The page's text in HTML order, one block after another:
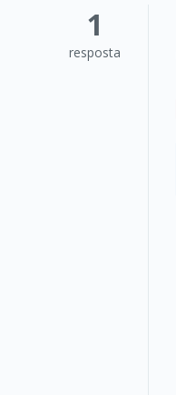
1
resposta